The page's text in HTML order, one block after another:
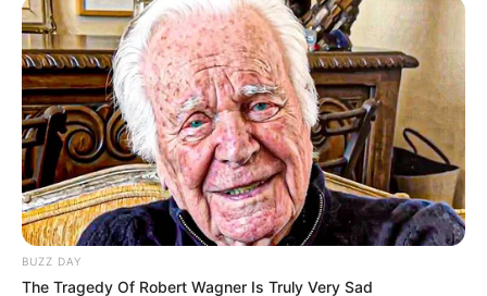
örténelmi fordulat! Megérkeztek az
első számok, ilyen még nem volt
16-kor
BUZZ DAY
The Tragedy Of Robert Wagner Is Truly Very Sad